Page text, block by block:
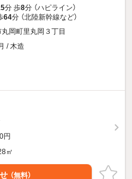
分 歩8分 （ハピライン）
64分 （北陸新幹線など）
岡町里丸岡３丁目
/ 木造
円
㎡
（無料）